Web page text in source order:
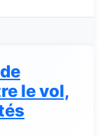
le vol,